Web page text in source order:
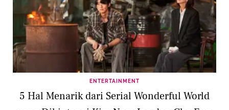
ENTERTAINMENT
5 Hal Menarik dari Serial Wonderful World